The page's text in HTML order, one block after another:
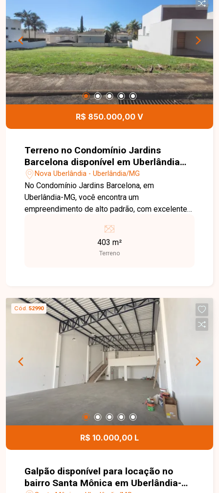
segurança e conforto para toda a família. Entre
em contato com a Delta Imóveis e agende um
atendimento. Nossa equipe está pronta para
apresentar todos os detalhes deste imóvel e
auxiliar você na realização de um excelente
investimento.
R$ 850.000,00 V
Terreno no Condomínio Jardins
Barcelona disponível em Uberlândia
MGNova Uberlândia - Uberlândia/MG
No Condomínio Jardins Barcelona, em
Uberlândia-MG, você encontra um
empreendimento de alto padrão, com excelente
fácil acesso às principais vias da cidade, ideal
para quem busca qualidade de vida e valorização
residencial moderno e personalizado. O
condomínio conta com portaria 24 horas e uma
completa infraestrutura de lazer, incluindo
academia, salão de jogos, salão de festas,
playground e quadra de tênis, proporcionando
conforto, segurança e bem-estar para toda a
família. Uma excelente oportunidade para
construir a casa dos seus sonhos em um dos
condomínios mais desejados de Uberlândia.
Entre em contato e agende sua visita!
403 m²
Terreno
Cód. 52990
R$ 10.000,00 L
Galpão disponível para locação no
bairro Santa Mônica em Uberlândia-